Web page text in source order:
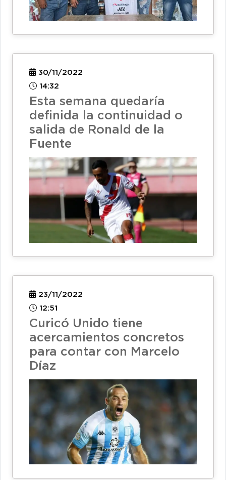
30/11/2022
14:32
Esta semana quedaría
definida la continuidad o
salida de Ronald de la
Fuente
23/11/2022
12:51
Curicó Unido tiene
acercamientos concretos
para contar con Marcelo
Díaz